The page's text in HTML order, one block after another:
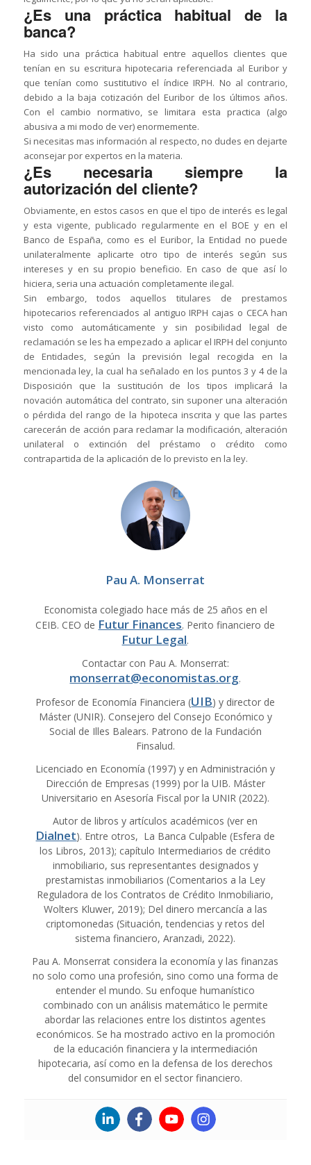
¿Es una práctica habitual de la
banca?
Ha sido una práctica habitual entre aquellos clientes que
tenían en su escritura hipotecaria referenciada al Euribor y
que tenían como sustitutivo el índice IRPH. No al contrario,
debido a la baja cotización del Euribor de los últimos años.
Con el cambio normativo, se limitara esta practica (algo
abusiva a mi modo de ver) enormemente.
Si necesitas mas información al respecto, no dudes en dejarte
aconsejar por expertos en la materia.
¿Es necesaria siempre la
autorización del cliente?
Obviamente, en estos casos en que el tipo de interés es legal
y esta vigente, publicado regularmente en el BOE y en el
Banco de España, como es el Euribor, la Entidad no puede
unilateralmente aplicarte otro tipo de interés según sus
intereses y en su propio beneficio. En caso de que así lo
hiciera, seria una actuación completamente ilegal.
Sin embargo, todos aquellos titulares de prestamos
hipotecarios referenciados al antiguo IRPH cajas o CECA han
visto como automáticamente y sin posibilidad legal de
reclamación se les ha empezado a aplicar el IRPH del conjunto
de Entidades, según la previsión legal recogida en la
mencionada ley, la cual ha señalado en los puntos 3 y 4 de la
Disposición que la sustitución de los tipos implicará la
novación automática del contrato, sin suponer una alteración
o pérdida del rango de la hipoteca inscrita y que las partes
carecerán de acción para reclamar la modificación, alteración
unilateral o extinción del préstamo o crédito como
contrapartida de la aplicación de lo previsto en la ley.
Pau A. Monserrat
Economista colegiado hace más de 25 años en el
CEIB. CEO de Futur Finances. Perito financiero de
Futur Legal.
Contactar con Pau A. Monserrat:
monserrat@economistas.org.
Profesor de Economía Financiera (UIB) y director de
Máster (UNIR). Consejero del Consejo Económico y
Social de Illes Balears. Patrono de la Fundación
Finsalud.
Licenciado en Economía (1997) y en Administración y
Dirección de Empresas (1999) por la UIB. Máster
Universitario en Asesoría Fiscal por la UNIR (2022).
Autor de libros y artículos académicos (ver en
Dialnet). Entre otros, La Banca Culpable (Esfera de
los Libros, 2013); capítulo Intermediarios de crédito
inmobiliario, sus representantes designados y
prestamistas inmobiliarios (Comentarios a la Ley
Reguladora de los Contratos de Crédito Inmobiliario,
Wolters Kluwer, 2019); Del dinero mercancía a las
criptomonedas (Situación, tendencias y retos del
sistema financiero, Aranzadi, 2022).
Pau A. Monserrat considera la economía y las finanzas
no solo como una profesión, sino como una forma de
entender el mundo. Su enfoque humanístico
combinado con un análisis matemático le permite
abordar las relaciones entre los distintos agentes
económicos. Se ha mostrado activo en la promoción
de la educación financiera y la intermediación
hipotecaria, así como en la defensa de los derechos
del consumidor en el sector financiero.